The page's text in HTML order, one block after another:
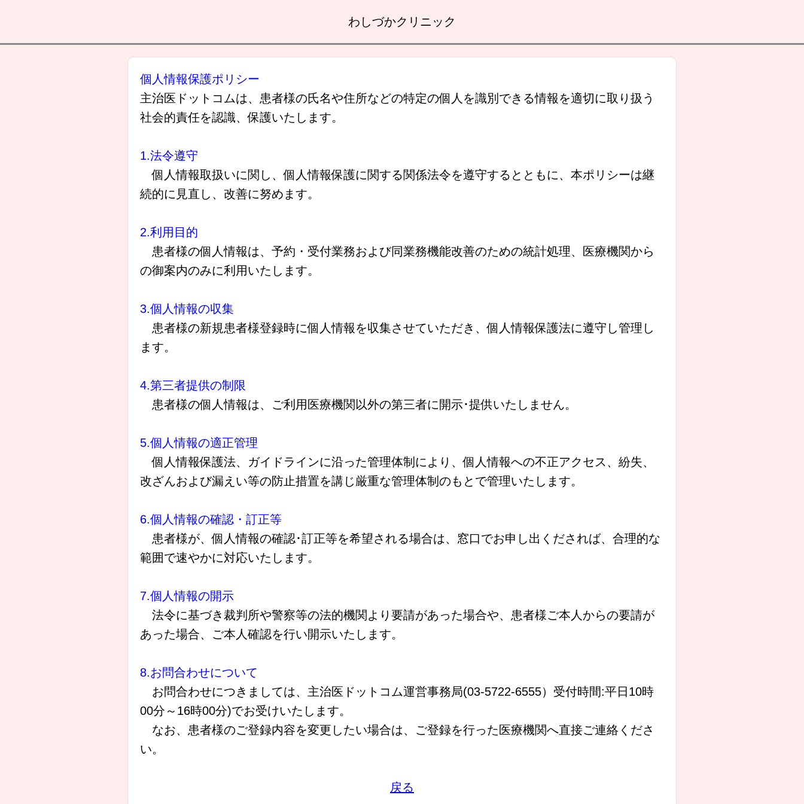
わしづかクリニック
個人情報保護ポリシー
主治医ドットコムは、患者様の氏名や住所などの特定の個人を識別できる情報を適切に取り扱う
社会的責任を認識、保護いたします。
1.法令遵守
個人情報取扱いに関し、個人情報保護に関する関係法令を遵守するとともに、本ポリシーは継
続的に見直し、改善に努めます。
2.利用目的
患者様の個人情報は、予約・受付業務および同業務機能改善のための統計処理、医療機関から
の御案内のみに利用いたします。
3.個人情報の収集
患者様の新規患者様登録時に個人情報を収集させていただき、個人情報保護法に遵守し管理し
ます。
4.第三者提供の制限
患者様の個人情報は、ご利用医療機関以外の第三者に開示･提供いたしません。
5.個人情報の適正管理
個人情報保護法、ガイドラインに沿った管理体制により、個人情報への不正アクセス、紛失、
改ざんおよび漏えい等の防止措置を講じ厳重な管理体制のもとで管理いたします。
6.個人情報の確認・訂正等
患者様が、個人情報の確認･訂正等を希望される場合は、窓口でお申し出くだされば、合理的な
範囲で速やかに対応いたします。
7.個人情報の開示
法令に基づき裁判所や警察等の法的機関より要請があった場合や、患者様ご本人からの要請が
あった場合、ご本人確認を行い開示いたします。
8.お問合わせについて
お問合わせにつきましては、主治医ドットコム運営事務局(03-5722-6555）受付時間:平日10時
00分～16時00分)でお受けいたします。
なお、患者様のご登録内容を変更したい場合は、ご登録を行った医療機関へ直接ご連絡くださ
い。
戻る